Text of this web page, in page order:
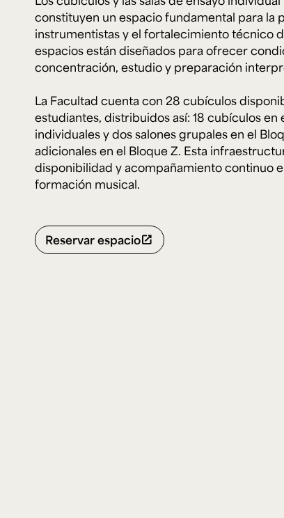
Configuración de
Universidad de los Andes |
jurídica: Resolución 28 del 23
Dirección
Teléfono
constituyen un espacio fundamental para la
instrumentistas y el fortalecimiento técnico
espacios están diseñados para ofrecer
concentración, estudio y preparación
La Facultad cuenta con 28 cubículos
estudiantes, distribuidos así: 18 cubículos en
individuales y dos salones grupales en el
adicionales en el Bloque Z. Esta
disponibilidad y acompañamiento continuo
formación musical.
Reservar espacioopen_in_new